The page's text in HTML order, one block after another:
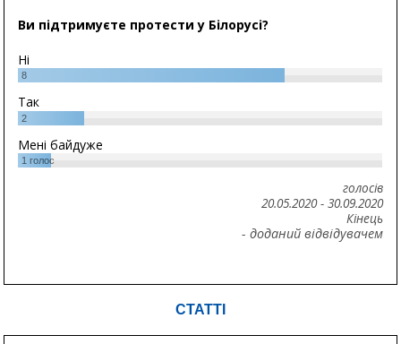
Ви підтримуєте протести у Білорусі?
Ні
8
Так
2
Мені байдуже
1 голос
голосів
20.05.2020- 30.09.2020
Кінець
- доданий відвідувачем
СТАТТІ